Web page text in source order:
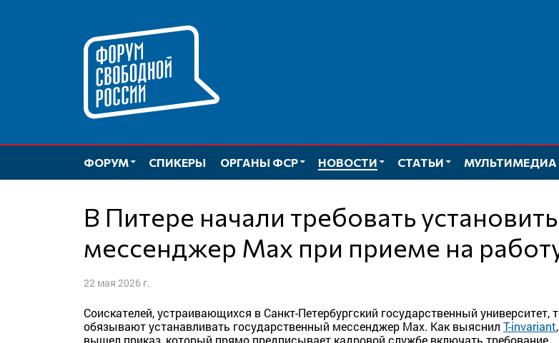
ФОРУМ СПИКЕРЫ ОРГАНЫ ФСР НОВОСТИ СТАТЬИ МУЛЬТИМЕДИА
В Питере начали требовать установить
мессенджер Max при приеме на
22 мая 2026 г.
Соискателей, устраивающихся в Санкт-Петербургский государственный университет,
обязывают устанавливать государственный мессенджер Max. Как выяснил T-invariant
вышел приказ, который прямо предписывает кадровой службе включать требование